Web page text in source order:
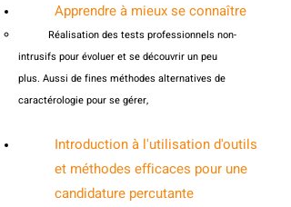
Apprendre à mieux se connaître​
Réalisation des tests professionnels non-
intrusifs pour évoluer et se découvrir un peu
plus. Aussi de fines méthodes alternatives de
caractérologie pour se gérer,
Introduction à l'utilisation d'outils
et méthodes efficaces pour une
candidature percutante